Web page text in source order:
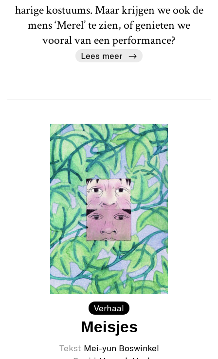
harige kostuums. Maar krijgen we ook de
mens ‘Merel’ te zien, of genieten we
vooral van een performance?
Lees meer
Verhaal
Meisjes
Tekst Mei-yun Boswinkel